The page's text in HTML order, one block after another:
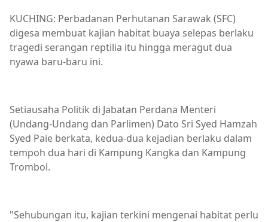
KUCHING: Perbadanan Perhutanan Sarawak (SFC)
digesa membuat kajian habitat buaya selepas berlaku
tragedi serangan reptilia itu hingga meragut dua
nyawa baru-baru ini.
Setiausaha Politik di Jabatan Perdana Menteri
(Undang-Undang dan Parlimen) Dato Sri Syed Hamzah
Syed Paie berkata, kedua-dua kejadian berlaku dalam
tempoh dua hari di Kampung Kangka dan Kampung
Trombol.
"Sehubungan itu, kajian terkini mengenai habitat perlu